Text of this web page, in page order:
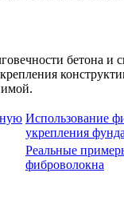
бетона и
Использование
укрепления
Реальные
фиброволокна